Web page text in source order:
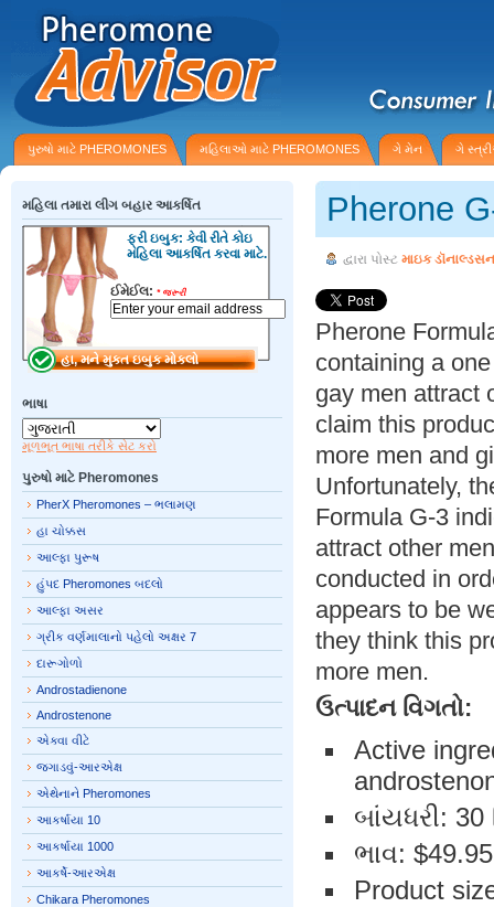
પુરુષો માટે PHEROMONES મહિલાઓ માટે PHEROMONES ગે મેન ગે
Pherone
દ્વારા પોસ્ટ માઇક ડૉનાલ્ડસન
Pherone
containing a
gay men attract
claim this
more men and
Unfortunately,
Formula G-3
attract other
conducted in
appears to be
they think this
more men.
ઉત્પાદન વિગતો:
Active
બાંયધરી: 30
ભાવ:
Product
મહિલા તમારા લીગ બહાર આકર્ષિત
ફ્રી ઇબુક: કેવી રીતે કોઇ
મહિલા આકર્ષિત કરવા માટે.
ઈમેઈલ: *જરૂરી
ભાષા
મૂળભૂત ભાષા તરીકે સેટ કરો
પુરુષો માટે Pheromones
PherX Pheromones – ભલામણ
હા ચોક્કસ
આલ્ફા પુરૂષ
હુંપદ Pheromones બદલો
આલ્ફા અસર
ગ્રીક વર્ણમાલાનો પહેલો અક્ષર 7
દારૂગોળો
Androstadienone
Androstenone
એક્વા વીટે
જગાડવું-આરએક્ષ
એથેનાને Pheromones
આકર્ષાયા 10
આકર્ષાયા 1000
આકર્ષે-આરએક્ષ
Chikara Pheromones